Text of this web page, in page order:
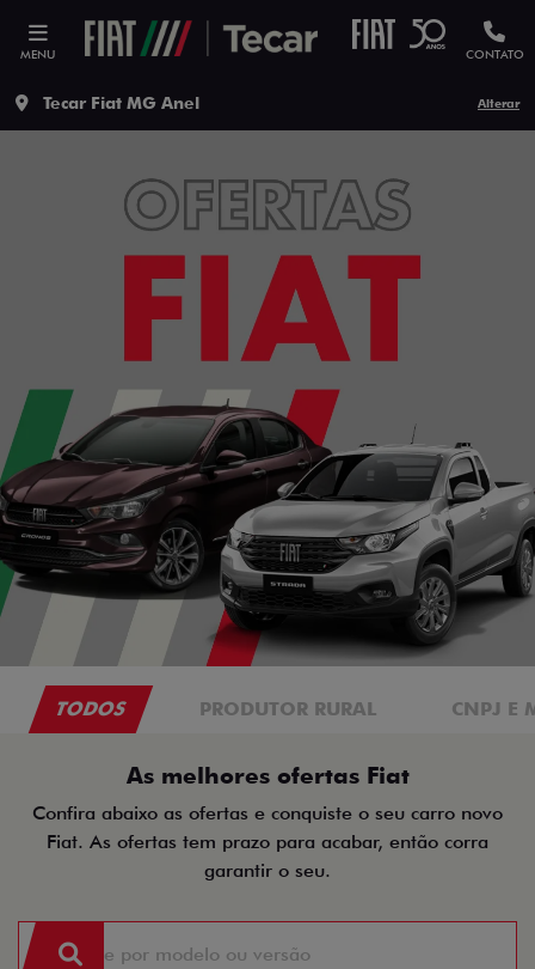
MENU CONTATO
Tecar Fiat MG Anel Alterar
TODOS PRODUTOR RURAL CNPJ E
As melhores ofertas Fiat
Confira abaixo as ofertas e conquiste o seu carro novo
Fiat. As ofertas tem prazo para acabar, então corra
garantir o seu.